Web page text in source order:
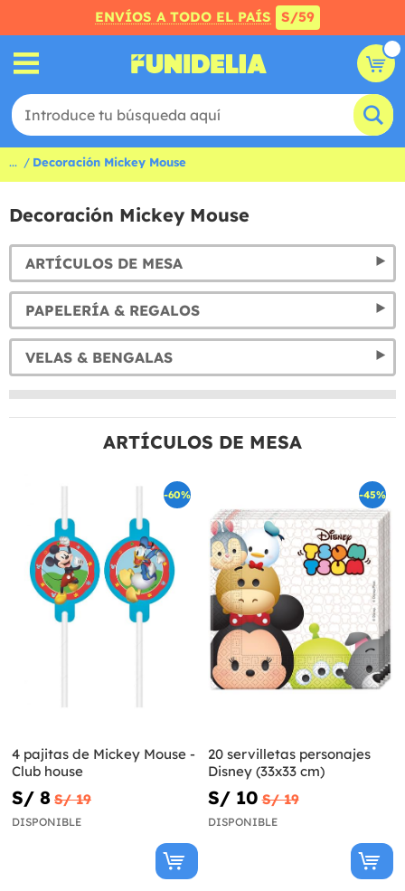
ENVÍOS A TODO EL PAÍS S/59
... Decoración Mickey Mouse
Decoración Mickey Mouse
ARTÍCULOS DE MESA
PAPELERÍA & REGALOS
VELAS & BENGALAS
ARTÍCULOS DE MESA
-60%
4 pajitas de Mickey Mouse -
Club house
S/ 8 S/ 19
DISPONIBLE
-45%
20 servilletas personajes
Disney (33x33 cm)
S/ 10 S/ 19
DISPONIBLE